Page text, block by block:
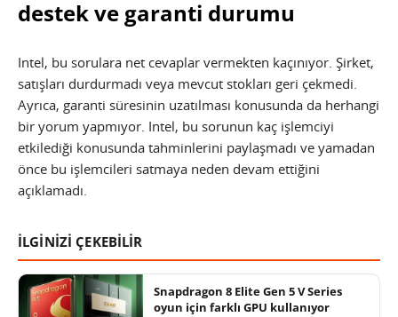
destek ve garanti durumu
Intel, bu sorulara net cevaplar vermekten kaçınıyor. Şirket,
satışları durdurmadı veya mevcut stokları geri çekmedi.
Ayrıca, garanti süresinin uzatılması konusunda da herhangi
bir yorum yapmıyor. Intel, bu sorunun kaç işlemciyi
etkilediği konusunda tahminlerini paylaşmadı ve yamadan
önce bu işlemcileri satmaya neden devam ettiğini
açıklamadı.
İLGİNİZİ ÇEKEBİLİR
Snapdragon 8 Elite Gen 5 V Series
oyun için farklı GPU kullanıyor